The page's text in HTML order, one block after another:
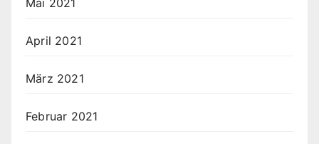
Mai 2021
April 2021
März 2021
Februar 2021